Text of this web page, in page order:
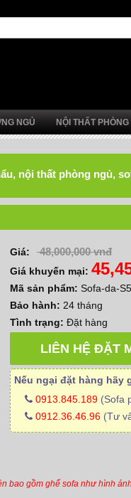
NGỦ NỘI THẤT
nội thất phòng ngủ,
Giá: 48,000,000 vnđ
Giá khuyến mại:
Mã sản phẩm: Sofa-da-
Bảo hành: 24 tháng
Tình trạng: Đặt hàng
LIÊN HỆ ĐẶT
Nếu ngại đặt hàng hãy
0913.845.189(Sofa
0912.36.46.96(Tư
bao gồm ghế sofa như hình